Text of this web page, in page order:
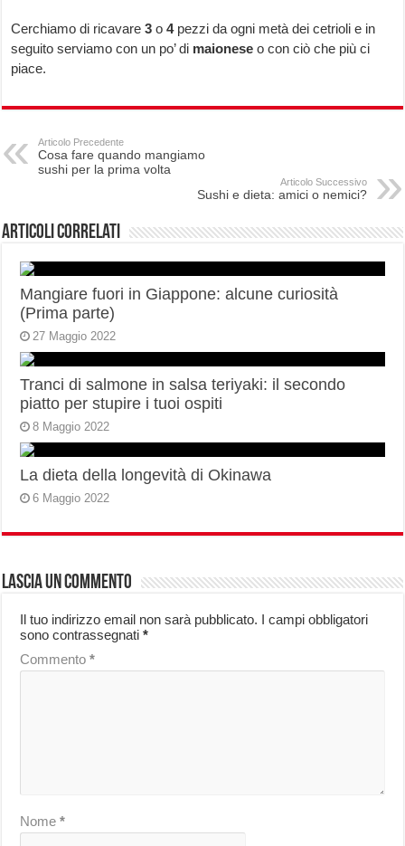
Cerchiamo di ricavare3 o4pezzi da ogni metà dei cetrioli e in
seguito serviamo con un po’ di maionese o con ciò che più ci
piace.
Articolo Precedente
Cosa fare quando mangiamo
sushi per la prima volta
Articolo Successivo
Sushi e dieta: amici o nemici?
Articoli correlati
Mangiare fuori in Giappone: alcune curiosità
(Prima parte)
27 Maggio 2022
Tranci di salmone in salsa teriyaki: il secondo
piatto per stupire i tuoi ospiti
8 Maggio 2022
La dieta della longevità di Okinawa
6 Maggio 2022
Lascia un commento
Il tuo indirizzo email non sarà pubblicato. I campi obbligatori
sono contrassegnati*
Commento*
Nome*